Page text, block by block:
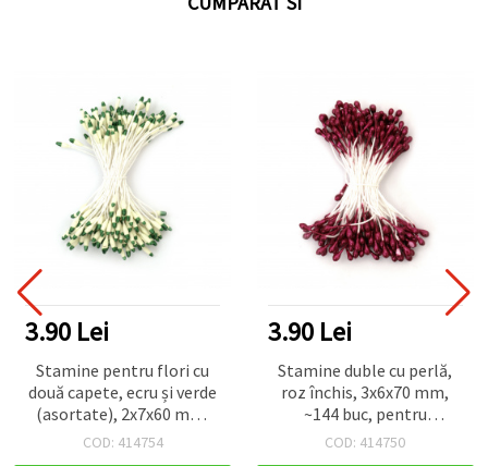
3.90 Lei
Stamine pentru flori cu
două capete, ecru și verde
(asortate), 2x7x60 mm,
~144 buc.
COD: 414754
3.90 Lei
Stamine duble cu perlă,
roz închis, 3x6x70 mm,
~144 buc, pentru
aranjamente florale,
COD: 414750